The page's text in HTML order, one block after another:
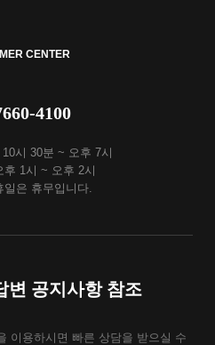
CENTER
4100
시 30분 ~ 오후 7시
후 1시 ~ 오후 2시
은 휴무입니다.
변 공지사항 참조
이용하시면 빠른 상담을 받으실 수